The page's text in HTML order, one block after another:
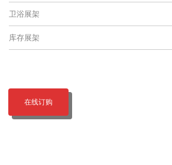
卫浴展架
库存展架
在线订购